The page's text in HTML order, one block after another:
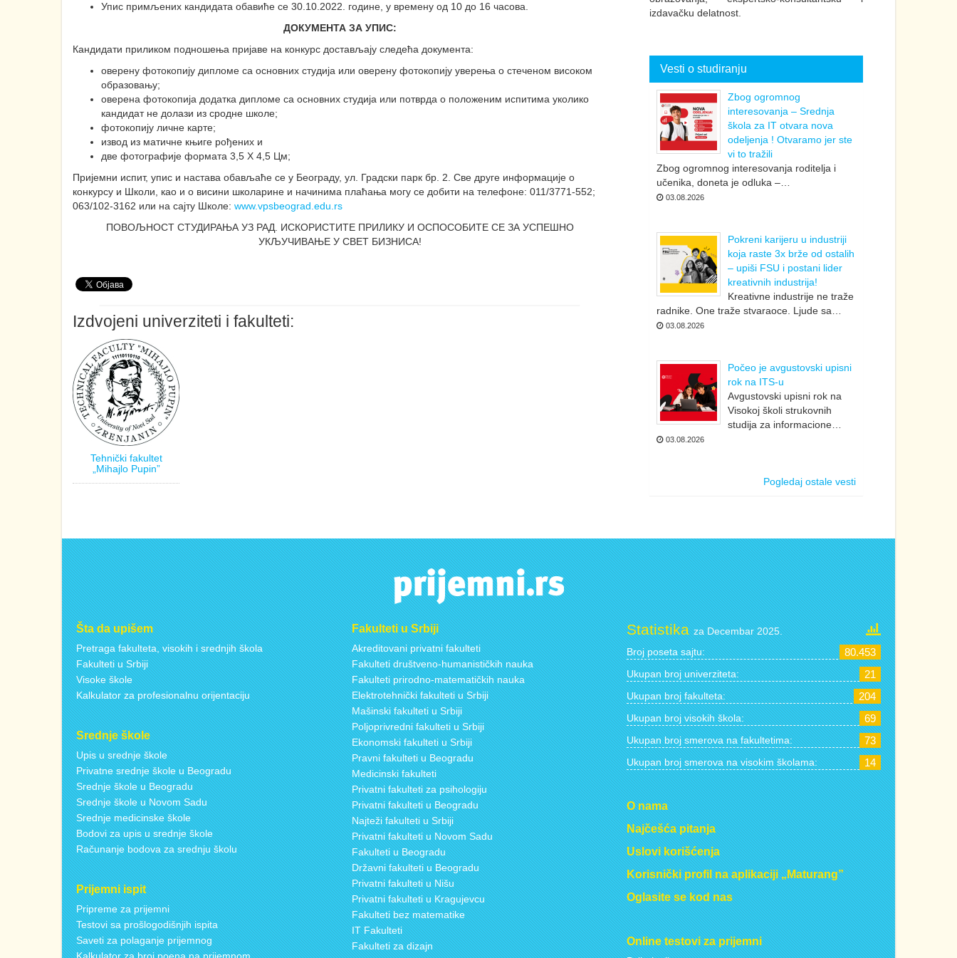
Упис примљених кандидата обавиће се 30.10.2022. године, у времену од 10 до 16 часова.
ДОКУМЕНТА ЗА УПИС:
Кандидати приликом подношења пријаве на конкурс достављају следећа документа:
оверену фотокопију дипломe са основних студија или оверену фотокопију уверења о стеченом високом
образовању;
оверена фотокопија додатка дипломе са основних студија или потврда о положеним испитима уколико
кандидат не долази из сродне школе;
фотокопију личнe картe;
извод из матичне књиге рођених и
двe фoтoгрaфиje формата 3,5 X 4,5 Цм;
Пријемни испит, упис и настава обављаће се у Београду, ул. Градски парк бр. 2. Све друге информације о
конкурсу и Школи, као и о висини школарине и начинима плаћања могу се добити на телефоне: 011/3771-552;
063/102-3162 или на сајту Школе: www.vpsbeograd.edu.rs
ПОВОЉНОСТ СТУДИРАЊА УЗ РАД. ИСКОРИСТИТЕ ПРИЛИКУ И ОСПОСОБИТЕ СЕ ЗА УСПЕШНО
УКЉУЧИВАЊЕ У СВЕТ БИЗНИСА!
Izdvojeni univerziteti i fakulteti:
Tehnički fakultet
„Mihajlo Pupin”
izdavačku delatnost.
Vesti o studiranju
Zbog ogromnog
interesovanja – Srednja
škola za IT otvara nova
odeljenja ! Otvaramo jer ste
vi to tražili
Zbog ogromnog interesovanja roditelja i
učenika, doneta je odluka –…
03.08.2026
Pokreni karijeru u industriji
koja raste 3x brže od ostalih
– upiši FSU i postani lider
kreativnih industrija!
Kreativne industrije ne traže
radnike. One traže stvaraoce. Ljude sa…
03.08.2026
Počeo je avgustovski upisni
rok na ITS-u
Avgustovski upisni rok na
Visokoj školi strukovnih
studija za informacione…
03.08.2026
Pogledaj ostale vesti
Šta da upišem
Pretraga fakulteta, visokih i srednjih škola
Fakulteti u Srbiji
Visoke škole
Kalkulator za profesionalnu orijentaciju
Srednje škole
Upis u srednje škole
Privatne srednje škole u Beogradu
Srednje škole u Beogradu
Srednje škole u Novom Sadu
Srednje medicinske škole
Bodovi za upis u srednje škole
Računanje bodova za srednju školu
Prijemni ispit
Pripreme za prijemni
Testovi sa prošlogodišnjih ispita
Saveti za polaganje prijemnog
Fakulteti u Srbiji
Akreditovani privatni fakulteti
Fakulteti društveno-humanističkih nauka
Fakulteti prirodno-matematičkih nauka
Elektrotehnički fakulteti u Srbiji
Mašinski fakulteti u Srbiji
Poljoprivredni fakulteti u Srbiji
Ekonomski fakulteti u Srbiji
Pravni fakulteti u Beogradu
Medicinski fakulteti
Privatni fakulteti za psihologiju
Privatni fakulteti u Beogradu
Najteži fakulteti u Srbiji
Privatni fakulteti u Novom Sadu
Fakulteti u Beogradu
Državni fakulteti u Beogradu
Privatni fakulteti u Nišu
Privatni fakulteti u Kragujevcu
Fakulteti bez matematike
IT Fakulteti
Fakulteti za dizajn
Statistikaza Decembar 2025.
Broj poseta sajtu: 80.453
Ukupan broj univerziteta: 21
Ukupan broj fakulteta: 204
Ukupan broj visokih škola: 69
Ukupan broj smerova na fakultetima: 73
Ukupan broj smerova na visokim školama: 14
O nama
Najčešća pitanja
Uslovi korišćenja
Korisnički profil na aplikaciji „Maturang”
Oglasite se kod nas
Online testovi za prijemni